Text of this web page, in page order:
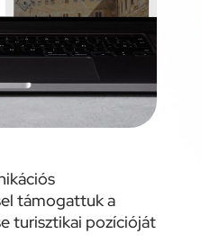
támogattuk a
turisztikai pozícióját